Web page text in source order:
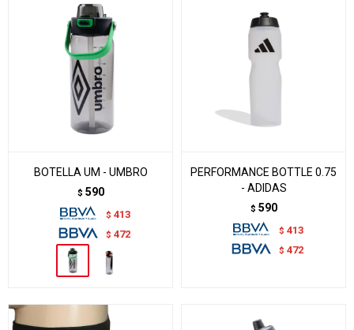
BOTELLA UM - UMBRO
$ 590
$ 413
$ 472
PERFORMANCE BOTTLE 0.75
- ADIDAS
$ 590
$ 413
$ 472